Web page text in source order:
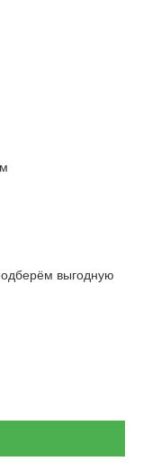
выгодную